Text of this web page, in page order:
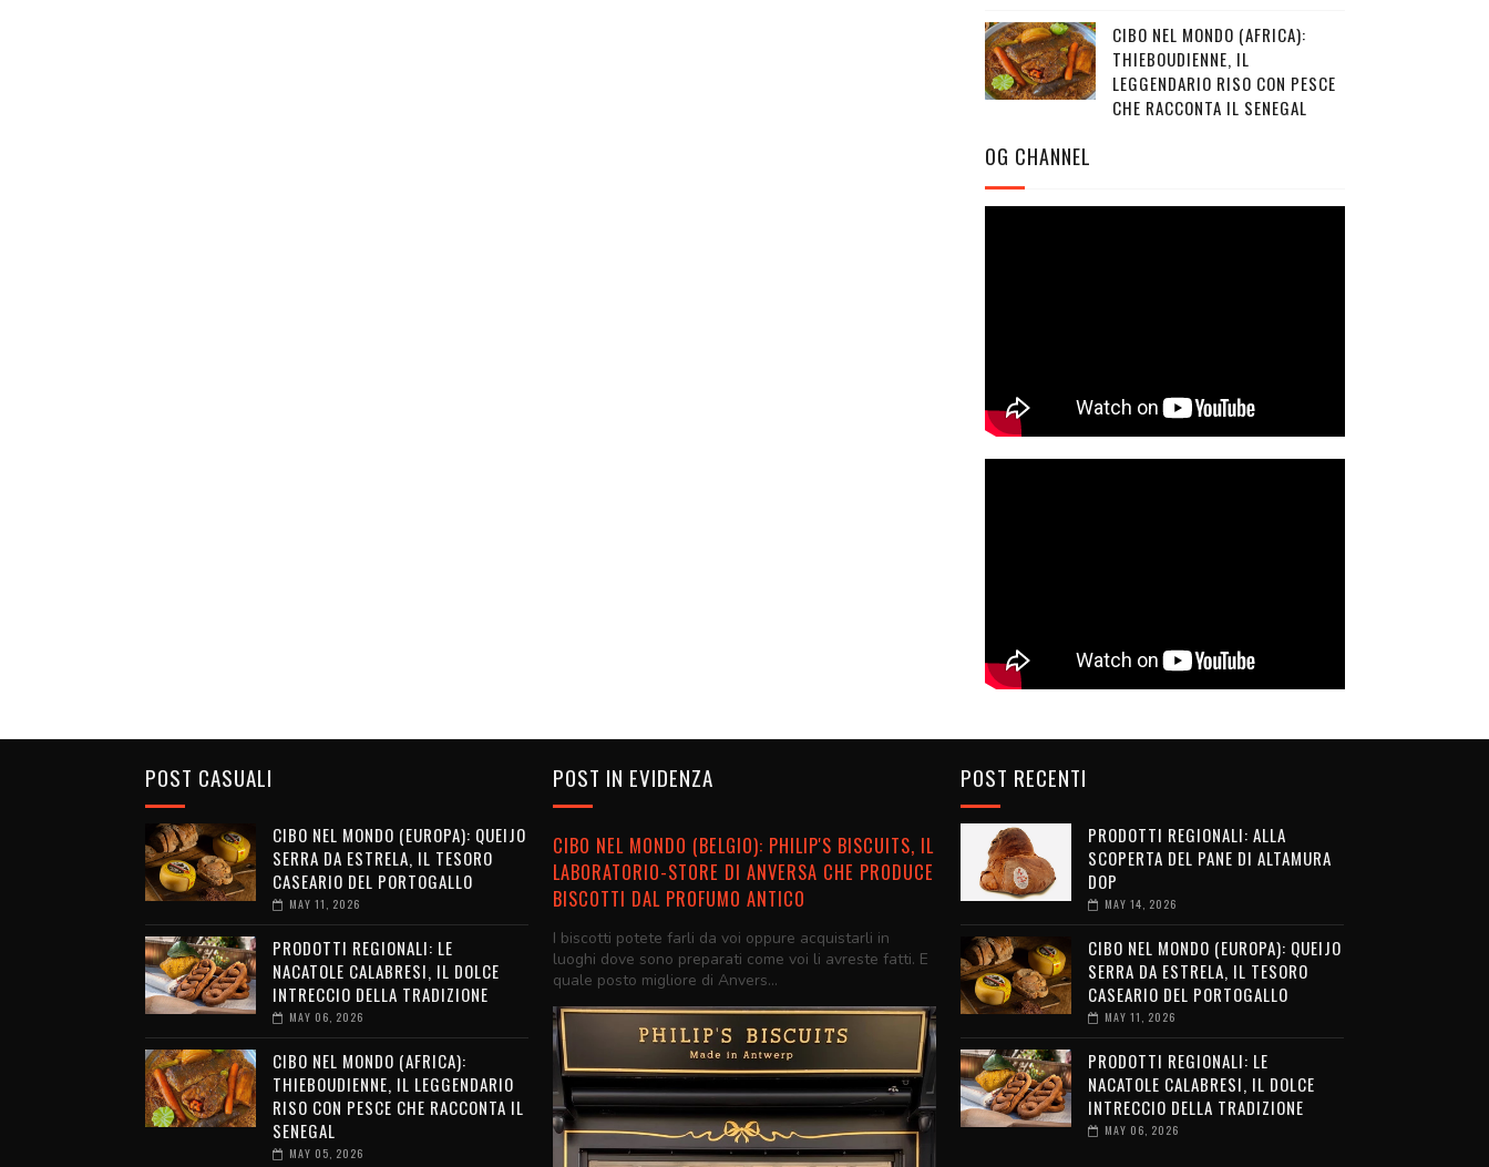
CIBO NEL MONDO (AFRICA):
THIEBOUDIENNE, IL
LEGGENDARIO RISO CON PESCE
CHE RACCONTA IL SENEGAL
OG CHANNEL
POST CASUALI
CIBO NEL MONDO (EUROPA): QUEIJO
SERRA DA ESTRELA, IL TESORO
CASEARIO DEL PORTOGALLO
MAY 11, 2026
PRODOTTI REGIONALI: LE
NACATOLE CALABRESI, IL DOLCE
INTRECCIO DELLA TRADIZIONE
MAY 06, 2026
CIBO NEL MONDO (AFRICA):
THIEBOUDIENNE, IL LEGGENDARIO
RISO CON PESCE CHE RACCONTA IL
SENEGAL
MAY 05, 2026
POST IN EVIDENZA
CIBO NEL MONDO (BELGIO): PHILIP'S BISCUITS, IL
LABORATORIO-STORE DI ANVERSA CHE PRODUCE
BISCOTTI DAL PROFUMO ANTICO
I biscotti potete farli da voi oppure acquistarli in
luoghi dove sono preparati come voi li avreste fatti. E
quale posto migliore di Anvers...
POST RECENTI
PRODOTTI REGIONALI: ALLA
SCOPERTA DEL PANE DI ALTAMURA
DOP
MAY 14, 2026
CIBO NEL MONDO (EUROPA): QUEIJO
SERRA DA ESTRELA, IL TESORO
CASEARIO DEL PORTOGALLO
MAY 11, 2026
PRODOTTI REGIONALI: LE
NACATOLE CALABRESI, IL DOLCE
INTRECCIO DELLA TRADIZIONE
MAY 06, 2026